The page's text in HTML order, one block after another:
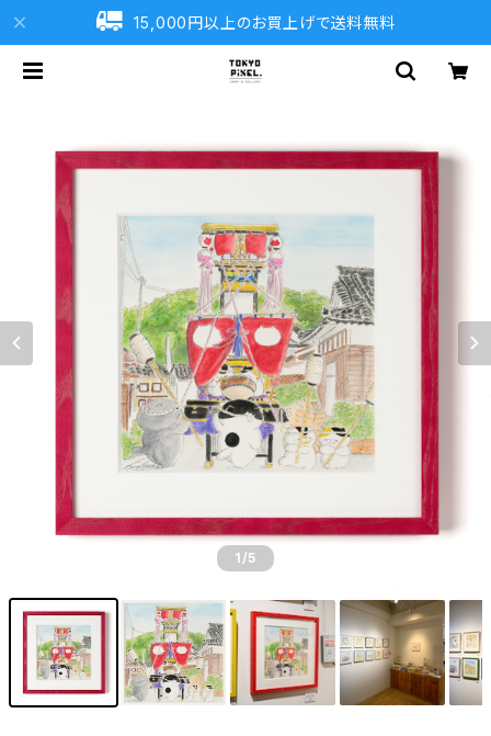
15,000円以上のお買上げで送料無料
1 /5